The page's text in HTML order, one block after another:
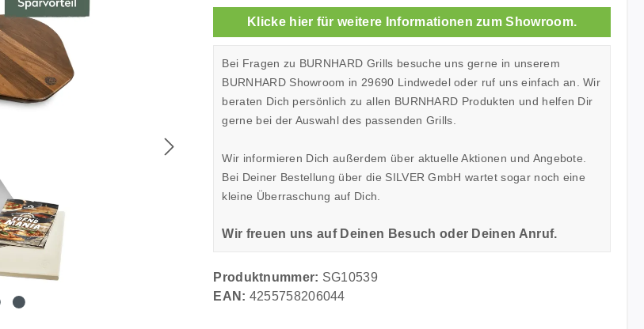
Klicke hier für weitere Informationen zum Showroom.
Bei Fragen zu BURNHARD Grills besuche uns gerne in unserem
BURNHARD Showroom in 29690 Lindwedel oder ruf uns einfach an. Wir
beraten Dich persönlich zu allen BURNHARD Produkten und helfen Dir
gerne bei der Auswahl des passenden Grills.
Wir informieren Dich außerdem über aktuelle Aktionen und Angebote.
Bei Deiner Bestellung über die SILVER GmbH wartet sogar noch eine
kleine Überraschung auf Dich.
Wir freuen uns auf Deinen Besuch oder Deinen Anruf.
Produktnummer: SG10539
EAN: 4255758206044